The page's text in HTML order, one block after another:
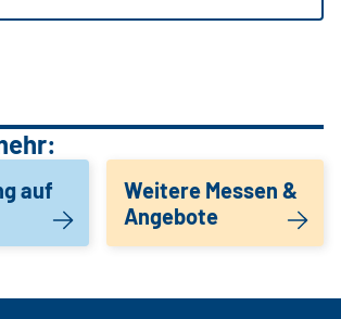
auf
Weitere Messen &
Angebote